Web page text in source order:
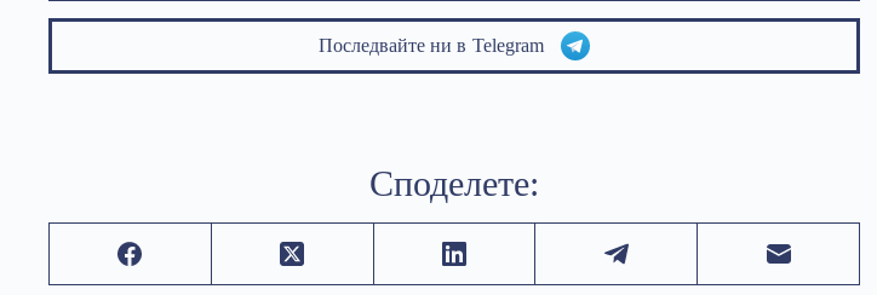
Последвайте ни в Telegram
Споделете: